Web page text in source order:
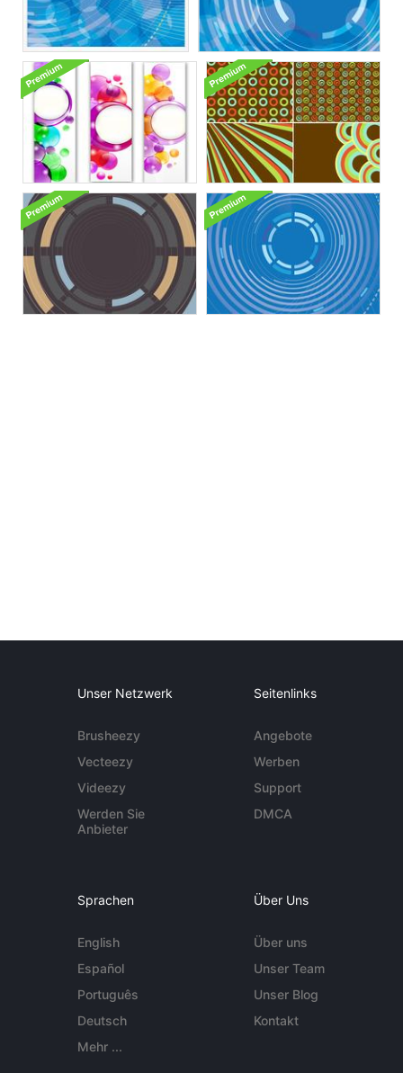
Unser Netzwerk
Brusheezy
Vecteezy
Videezy
Werden Sie
Anbieter
Seitenlinks
Angebote
Werben
Support
DMCA
Sprachen
English
Español
Português
Deutsch
Mehr ...
Über Uns
Über uns
Unser Team
Unser Blog
Kontakt